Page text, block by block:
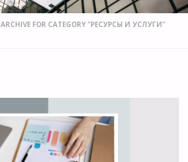
ARCHIVE FOR CATEGORY "РЕСУРСЫ И УСЛУГИ"